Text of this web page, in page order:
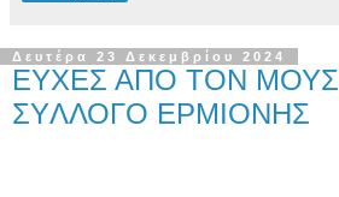
Δευτέρα 23 Δεκεμβρίου 2024
ΕΥΧΕΣ ΑΠΟ ΤΟΝ
ΣYΛΛΟΓΟ ΕΡΜΙΟΝΗΣ